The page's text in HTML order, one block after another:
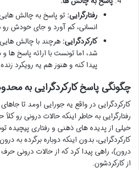
رفتارگرایی: تو پاسخ به چالش
انسانی، کم آورد و جای خودش رو
کارکردگرایی: هرچند با چالش
شد، اما تونست با ارائه پاسخ ها و
پیدا کنه و هنوز هم یه رویکرد
چگونگی پاسخ کارکردگرایی به
کارکردگرایی در واقع یه جورایی اومد تا
رفتارگرایی به خاطر اینکه حالات درونی رو
خیلی از پدیده های ذهنی و رفتاری پیچیده
کارکردگرایی، بدون اینکه دوباره برگرده به
درون)، راهی پیدا کرد که از حالات درونی حرف
از کارکردشون.